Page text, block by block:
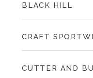
BLACK HILL
CRAFT
CUTTER AND